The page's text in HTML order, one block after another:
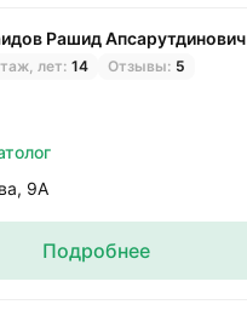
Рашид Апсарутдинович
лет: 14 Отзывы: 5
9А
Подробнее